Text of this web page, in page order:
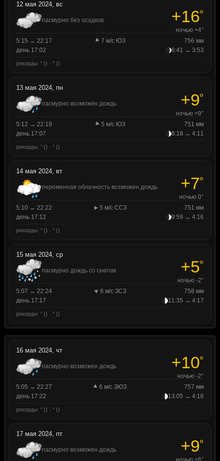
12 мая 2024, вс
пасмурно без осадков +16°
ночью +4°
5:15 → 22:17
7 м/с ЮЗ
756 мм
день 17:02
6:41 → 3:53
рекорды: ° () · ° ()
13 мая 2024, пн
пасмурно возможен дождь +9°
ночью +9°
5:12 → 22:19
5 м/с ЮЗ
751 мм
день 17:07
8:18 → 4:11
рекорды: ° () · ° ()
14 мая 2024, вт
переменная облачность возможен дождь +7°
ночью 0°
5:10 → 22:22
5 м/с ССЗ
751 мм
день 17:12
9:59 → 4:16
рекорды: ° () · ° ()
15 мая 2024, ср
пасмурно дождь со снегом +5°
ночью -2°
5:07 → 22:24
6 м/с ЗСЗ
758 мм
день 17:17
11:35 → 4:17
рекорды: ° () · ° ()
16 мая 2024, чт
пасмурно возможен дождь +10°
ночью -2°
5:05 → 22:27
6 м/с ЗЮЗ
757 мм
день 17:22
13:05 → 4:16
рекорды: ° () · ° ()
17 мая 2024, пт
пасмурно возможен дождь +9°